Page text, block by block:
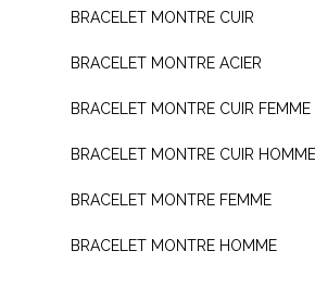
BRACELET MONTRE CUIR
BRACELET MONTRE ACIER
BRACELET MONTRE CUIR FEMME
BRACELET MONTRE CUIR HOMME
BRACELET MONTRE FEMME
BRACELET MONTRE HOMME